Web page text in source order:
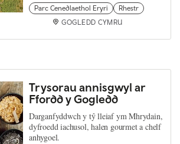
Parc Cenedlaethol Eryri
Rhestr
GOGLEDD CYMRU
Trysorau annisgwyl ar
Ffordd y Gogledd
Darganfyddwch y tŷ lleiaf ym Mhrydain,
dyfroedd iachusol, halen gourmet a chelf
anhygoel.